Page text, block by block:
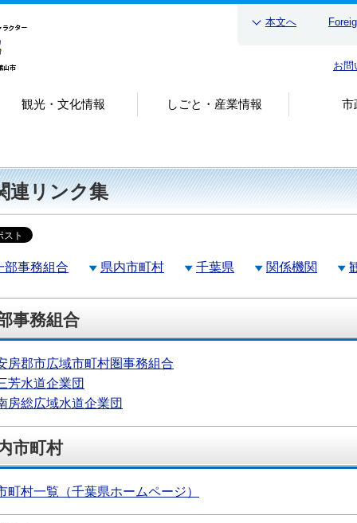
本文へ
お問
観光・文化情報 しごと・産業情報 市
連リンク集
部事務組合 県内市町村 千葉県 関係機関
事務組合
房郡市広域市町村圏事務組合
芳水道企業団
房総広域水道企業団
市町村
町村一覧（千葉県ホームページ）